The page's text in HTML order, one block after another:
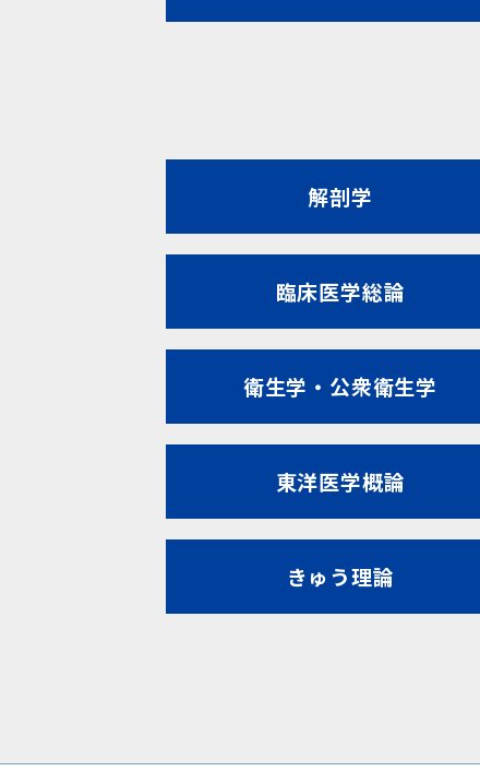
解剖学
臨床医学総論
衛生学・公衆衛生学
東洋医学概論
きゅう理論